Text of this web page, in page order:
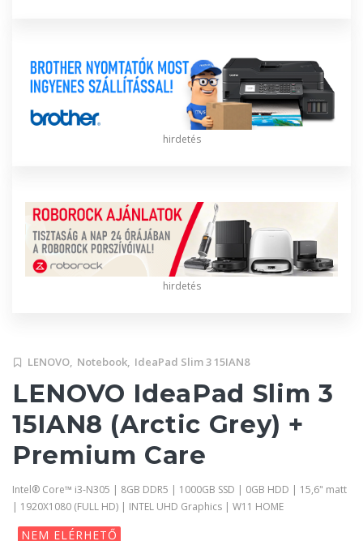
hirdetés
hirdetés
LENOVO, Notebook, IdeaPad Slim 3 15IAN8
LENOVO IdeaPad Slim 3
15IAN8 (Arctic Grey) +
Premium Care
Intel® Core™ i3-N305 | 8GB DDR5 | 1000GB SSD | 0GB HDD | 15,6" matt
| 1920X1080 (FULL HD) | INTEL UHD Graphics | W11 HOME
NEM ELÉRHETŐ